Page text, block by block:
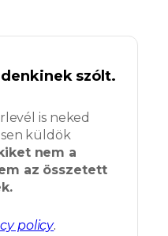
szólt.
is neked
küldök
nem a
az összetett
policy.